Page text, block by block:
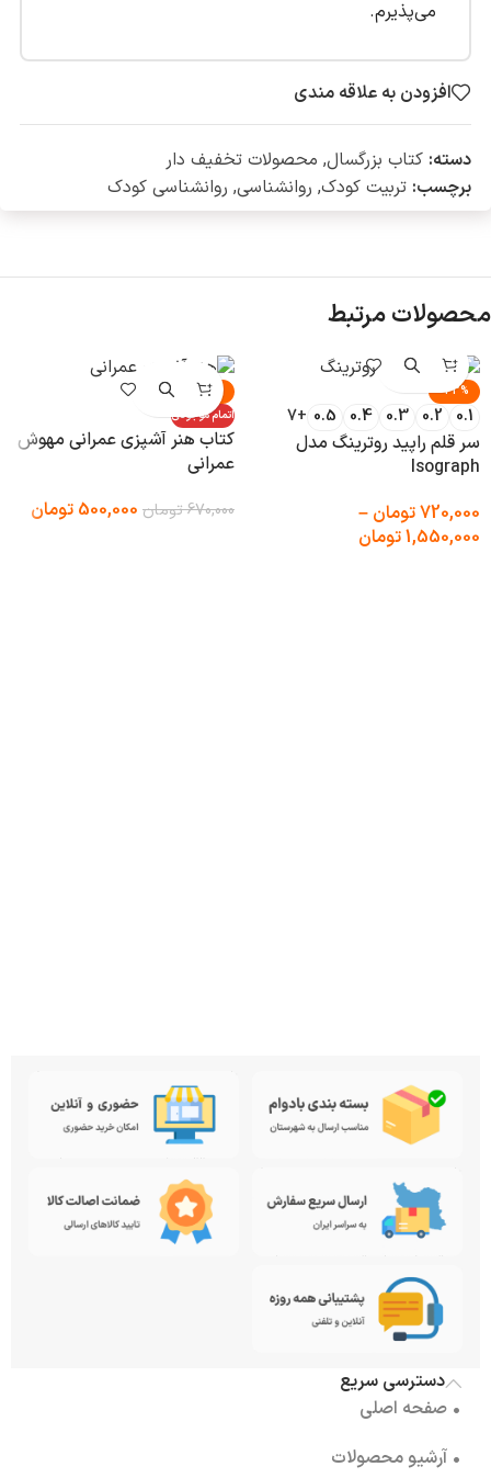
می‌پذیرم.
افزودن به علاقه مندی
دسته: کتاب بزرگسال, محصولات تخفیف دار
برچسب: تربیت کودک, روانشناسی, روانشناسی کودک
محصولات مرتبط
-43%
0.1
0.2
0.3
0.4
0.5
+7
سر قلم راپید روترینگ مدل
Isograph
720,000تومان –
1,550,000تومان
-25%
اتمام موجودی
کتاب هنر آشپزی عمرانی مهوش
عمرانی
670,000تومان 500,000 تومان
دسترسی سریع
• صفحه اصلی
• آرشیو محصولات